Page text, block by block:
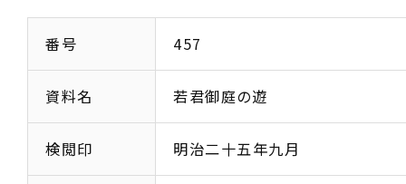
番号 457
資料名 若君御庭の遊
検閲印 明治二十五年九月